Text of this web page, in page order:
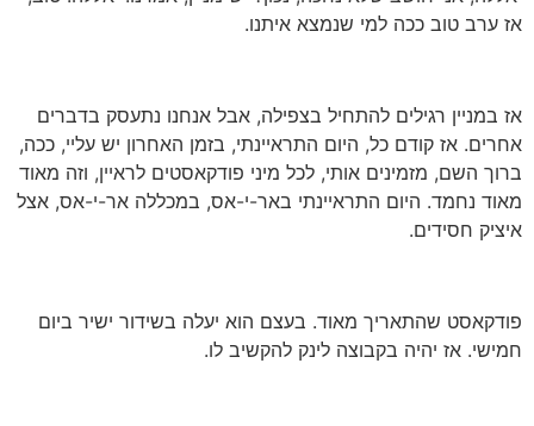
אז ערב טוב ככה למי שנמצא איתנו.
אז במניין רגילים להתחיל בצפילה, אבל אנחנו נתעסק בדברים
אחרים. אז קודם כל, היום התראיינתי, בזמן האחרון יש עליי, ככה,
ברוך השם, מזמינים אותי, לכל מיני פודקאסטים לראיין, וזה מאוד
מאוד נחמד. היום התראיינתי באר-י-אס, במכללה אר-י-אס, אצל
איציק חסידים.
פודקאסט שהתאריך מאוד. בעצם הוא יעלה בשידור ישיר ביום
חמישי. אז יהיה בקבוצה לינק להקשיב לו.